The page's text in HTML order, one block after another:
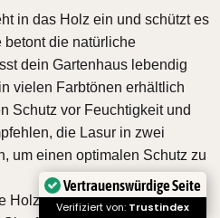
in das Holz ein und schützt es
betont die natürliche
dein Gartenhaus lebendig
vielen Farbtönen erhältlich
Schutz vor Feuchtigkeit und
die Lasur in zwei
um einen optimalen Schutz zu
Holzfarbe bildet eine
Vertrauenswürdige Seite
Verifiziert von: Trustindex